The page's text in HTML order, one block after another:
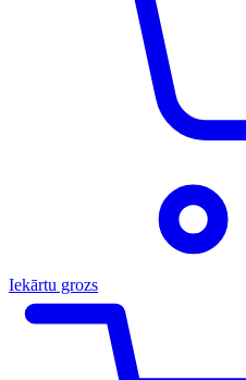
Iekārtu grozs